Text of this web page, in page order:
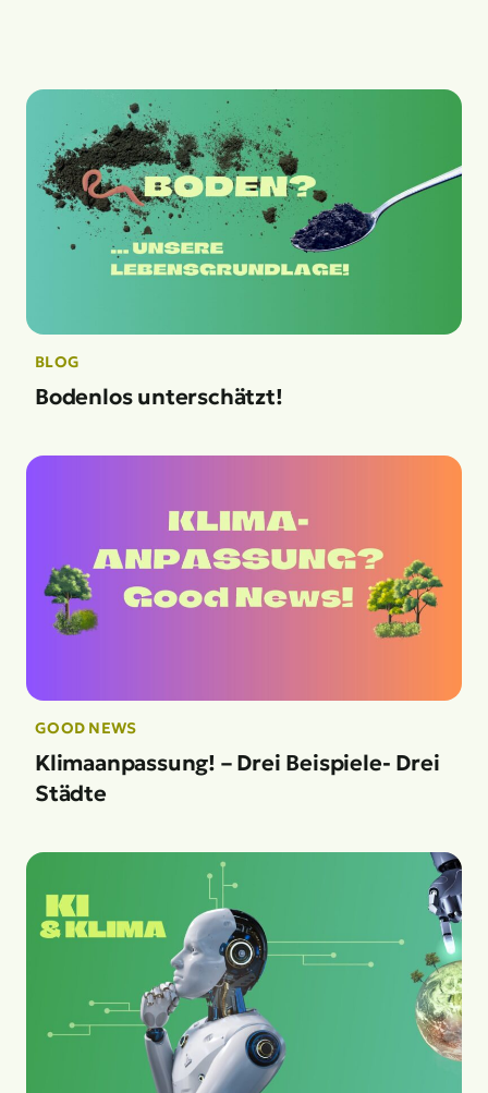
BLOG
Bodenlos unterschätzt!
GOOD NEWS
Klimaanpassung! – Drei Beispiele- Drei
Städte